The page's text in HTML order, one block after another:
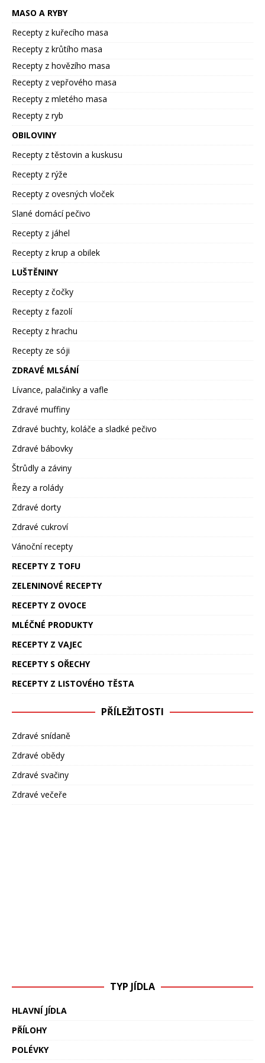
MASO A RYBY
Recepty z kuřecího masa
Recepty z krůtího masa
Recepty z hovězího masa
Recepty z vepřového masa
Recepty z mletého masa
Recepty z ryb
OBILOVINY
Recepty z těstovin a kuskusu
Recepty z rýže
Recepty z ovesných vloček
Slané domácí pečivo
Recepty z jáhel
Recepty z krup a obilek
LUŠTĚNINY
Recepty z čočky
Recepty z fazolí
Recepty z hrachu
Recepty ze sóji
ZDRAVÉ MLSÁNÍ
Lívance, palačinky a vafle
Zdravé muffiny
Zdravé buchty, koláče a sladké pečivo
Zdravé bábovky
Štrůdly a záviny
Řezy a rolády
Zdravé dorty
Zdravé cukroví
Vánoční recepty
RECEPTY Z TOFU
ZELENINOVÉ RECEPTY
RECEPTY Z OVOCE
MLÉČNÉ PRODUKTY
RECEPTY Z VAJEC
RECEPTY S OŘECHY
RECEPTY Z LISTOVÉHO TĚSTA
PŘÍLEŽITOSTI
Zdravé snídaně
Zdravé obědy
Zdravé svačiny
Zdravé večeře
TYP JÍDLA
HLAVNÍ JÍDLA
PŘÍLOHY
POLÉVKY